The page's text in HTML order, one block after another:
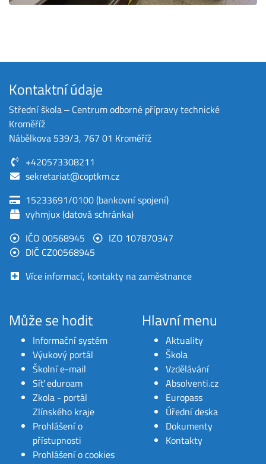
Kontaktní údaje
Střední škola ‒ Centrum odborné přípravy technické
Kroměříž
Nábělkova 539/3, 767 01 Kroměříž
+420573308211
sekretariat@coptkm.cz
15233691/0100 (bankovní spojení)
vyhmjux (datová schránka)
IČO 00568945
IZO 107870347
DIČ CZ00568945
Více informací, kontakty na zaměstnance
Může se hodit
Informační systém
Výukový portál
Školní e-mail
Síť eduroam
Zkola - portál
Zlínského kraje
Prohlášení o
přístupnosti
Prohlášení o cookies
Hlavní menu
Aktuality
Škola
Vzdělávání
Absolventi.cz
Europass
Úřední deska
Dokumenty
Kontakty